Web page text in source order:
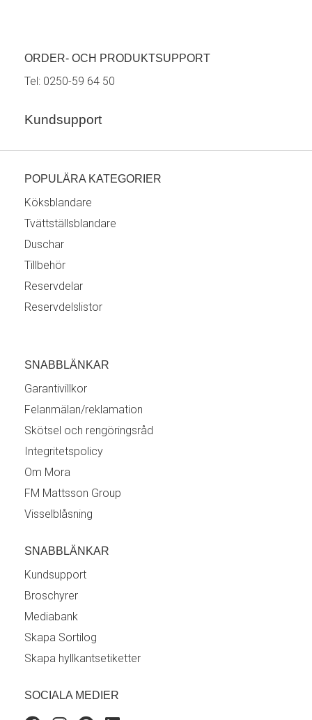
ORDER- OCH PRODUKTSUPPORT
Tel: 0250-59 64 50
Kundsupport
POPULÄRA KATEGORIER
Köksblandare
Tvättställsblandare
Duschar
Tillbehör
Reservdelar
Reservdelslistor
SNABBLÄNKAR
Garantivillkor
Felanmälan/reklamation
Skötsel och rengöringsråd
Integritetspolicy
Om Mora
FM Mattsson Group
Visselblåsning
SNABBLÄNKAR
Kundsupport
Broschyrer
Mediabank
Skapa Sortilog
Skapa hyllkantsetiketter
SOCIALA MEDIER